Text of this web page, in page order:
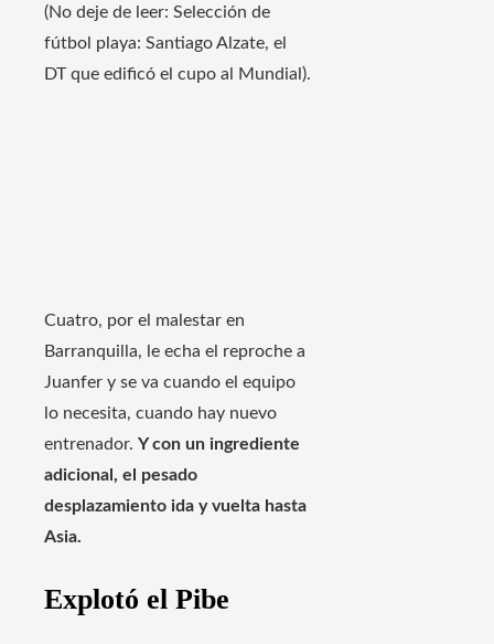
(No deje de leer: Selección de
fútbol playa: Santiago Alzate, el
DT que edificó el cupo al Mundial).
Cuatro, por el malestar en
Barranquilla, le echa el reproche a
Juanfer y se va cuando el equipo
lo necesita, cuando hay nuevo
entrenador. Y con un ingrediente
adicional, el pesado
desplazamiento ida y vuelta hasta
Asia.
Explotó el Pibe